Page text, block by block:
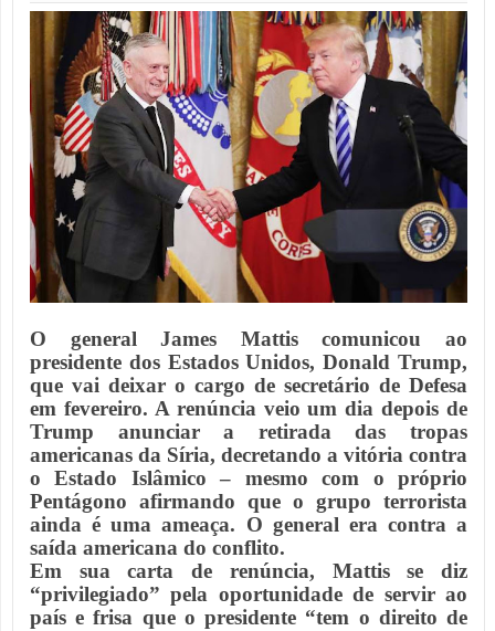
O general James Mattis comunicou ao
presidente dos Estados Unidos, Donald Trump,
que vai deixar o cargo de secretário de Defesa
em fevereiro. A renúncia veio um dia depois de
Trump anunciar a retirada das tropas
americanas da Síria, decretando a vitória contra
o Estado Islâmico – mesmo com o próprio
Pentágono afirmando que o grupo terrorista
ainda é uma ameaça. O general era contra a
saída americana do conflito.
Em sua carta de renúncia, Mattis se diz
“privilegiado” pela oportunidade de servir ao
país e frisa que o presidente “tem o direito de